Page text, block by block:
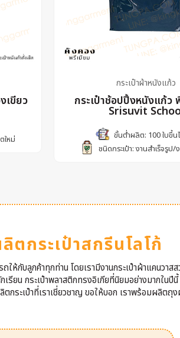
เขียว
ใหม่
กระเป๋าผ้าหนังแก้ว
กระเป๋าช้อปปิ้งหนังแก้ว
Srisuvit
ขั้นต่ำผลิต: 100 ใบขึ้น
ชนิดกระเป๋า: งานสำเร็จรูป
ตกระเป๋าสกรีนโลโก้
ให้กับลูกค้าทุกท่าน โดยเรามีงานกระเป๋าผ้าแคนวาส
เรียน กระเป๋าพลาสติกทรงอิเกียที่นิยมอย่างมากใน
กระเป๋าที่เราเชี่ยวชาญ ขอให้บอก เราพร้อมผลิตถุ